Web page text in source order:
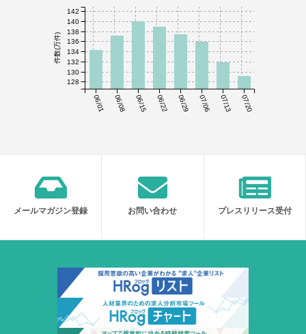
06/01 06/08 06/15 06/22 06/29 07/06 07/13 07/20
件数(万件)
128
130
132
134
136
138
140
142
メールマガジン登録 お問い合わせ プレスリリース受付